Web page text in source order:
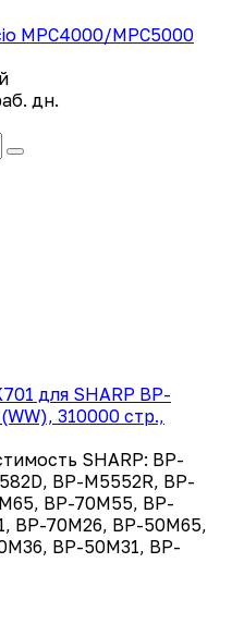
MPC4000/MPC5000
дн.
для SHARP BP-
310000 стр.,
SHARP: BP-
BP-M5552R, BP-
BP-70M55, BP-
BP-70M26, BP-50M65,
BP-50M31, BP-